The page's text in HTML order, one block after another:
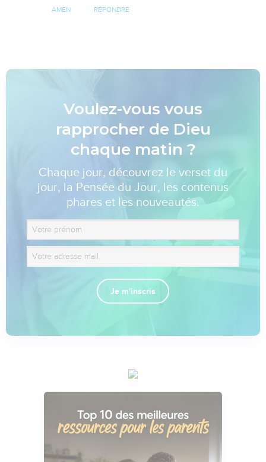
AMEN RÉPONDRE
Voulez-vous vous
rapprocher de Dieu
chaque matin ?
Chaque jour, découvrez le verset du
jour, la Pensée du Jour, les contenus
phares et les nouveautés.
Je m'inscris